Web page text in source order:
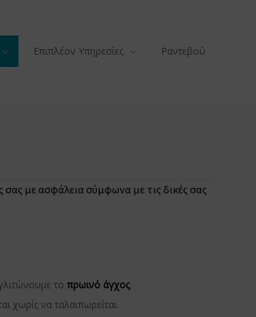
Επιπλέον Υπηρεσίες Ραντεβού
με ασφάλεια σύμφωνα με τις δικές σας
το πρωινό άγχος.
χωρίς να ταλαιπωρείται.